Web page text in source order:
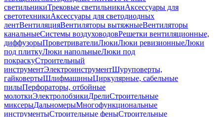
светильникиТрековые светильникиАксессуары для
светотехникиАксессуары для светодиодных
лентВентиляцияВентиляторы вытяжныеВентиляторы
канальныеСистемы воздуховодовРешетки вентиляционные,
диффузорыПроветривателиЛюкиЛюки ревизионныеЛюки
под плиткуЛюки напольныеЛюки под
покраскуСтроительный
инструментЭлектроинструментШуруповерты,
гайковертыШлифмашиныЦиркулярные, сабельные
пилыПерфораторы, отбойные
молоткиЭлектролобзикиДрелиСтроительные
миксерыДальномерыМногофункциональные
инструментыСтроительные феныСтроительные